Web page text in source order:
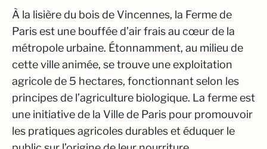
À la lisière du bois de Vincennes, la Ferme de
Paris est une bouffée d’air frais au cœur de la
métropole urbaine. Étonnamment, au milieu de
cette ville animée, se trouve une exploitation
agricole de 5 hectares, fonctionnant selon les
principes de l’agriculture biologique. La ferme est
une initiative de la Ville de Paris pour promouvoir
les pratiques agricoles durables et éduquer le